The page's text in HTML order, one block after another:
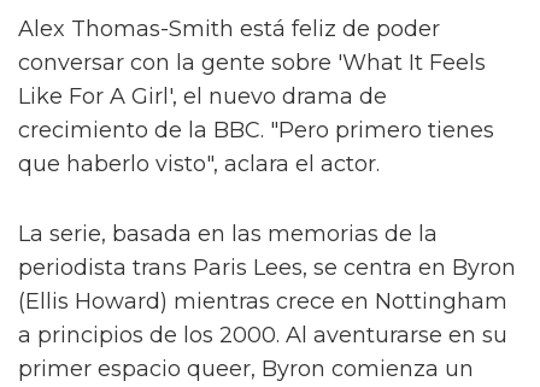
Alex Thomas-Smith está feliz de poder
conversar con la gente sobre 'What It Feels
Like For A Girl', el nuevo drama de
crecimiento de la BBC. "Pero primero tienes
que haberlo visto", aclara el actor.
La serie, basada en las memorias de la
periodista trans Paris Lees, se centra en Byron
(Ellis Howard) mientras crece en Nottingham
a principios de los 2000. Al aventurarse en su
primer espacio queer, Byron comienza un